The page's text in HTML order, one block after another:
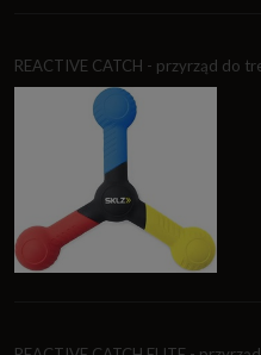
REACTIVE CATCH - przyrząd do